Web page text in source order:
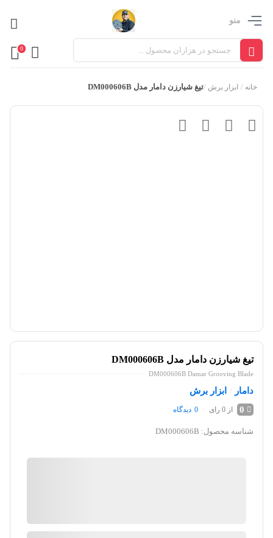
منو
0
خانه / ابزار برش /تیغ شیارزن دامار مدل DM000606B
تیغ شیارزن دامار مدل DM000606B
DM000606B Damar Grooving Blade
دامار /
ابزار برش
0
از 0 رای 0 دیدگاه
شناسه محصول: DM000606B